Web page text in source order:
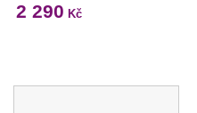
2 290 Kč